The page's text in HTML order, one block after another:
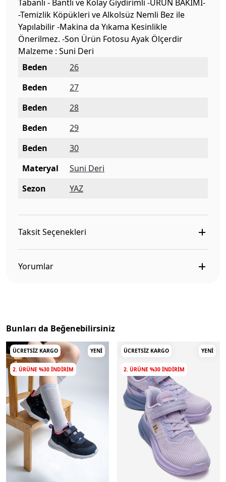
Tabanlı - Bantlı ve Kolay Giydirimli -ÜRÜN BAKIMI-
-Temizlik Köpükleri ve Alkolsüz Nemli Bez ile
Yapılabilir -Makina da Yıkama Kesinlikle
Önerilmez. -Son Ürün Fotosu Ayak Ölçerdir
Malzeme : Suni Deri
Beden
26
Beden
27
Beden
28
Beden
29
Beden
30
Materyal
Suni Deri
Sezon
YAZ
Taksit Seçenekleri
Yorumlar
Bunları da Beğenebilirsiniz
ÜCRETSIZ KARGO YENI
2. ÜRÜNE %30 INDIRIM
ÜCRETSIZ KARGO YENI
2. ÜRÜNE %30 INDIRIM